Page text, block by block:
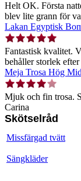
Helt OK. Första
blev lite grann för
Lakan Egyptisk
Fantastisk kvalitet.
behåller storlek
Meja Trosa Hög
Mjuk och fin trosa.
Carina
Skötselråd
Missfärgad tvätt
Sängkläder